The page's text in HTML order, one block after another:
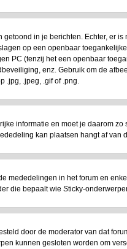
in je berichten. Echter, er
op een openbaar
PC (tenzij het een openbaar
enz. Gebruik om de
.jpg, .jpeg, .gif of .png.
informatie en moet je daarom
kan plaatsen hangt af
mededelingen in het forum en
die bepaalt wie Sticky-
door de moderator van dat
kunnen gesloten worden om